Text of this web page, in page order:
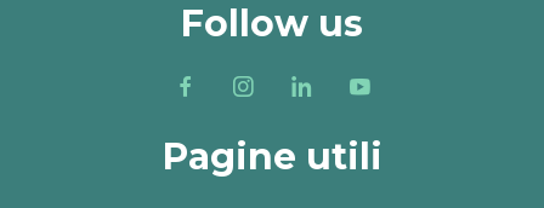
Follow us
Pagine utili